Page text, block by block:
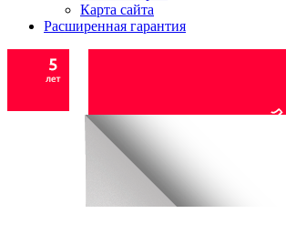
Карта сайта
Расширенная гарантия